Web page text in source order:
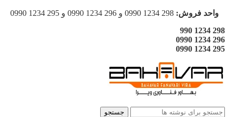
واحد فروش:
298 1234 990
296 1234 0990
295 1234 0990
جستجو